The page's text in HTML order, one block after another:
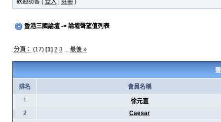
歡迎訪客 ( 登入 註冊)
香港三國論壇-> 論壇聲望值列表
分頁： (17) [1] 2 3... 最後 »
排名
會員名稱
1
徐元直
2
Caesar